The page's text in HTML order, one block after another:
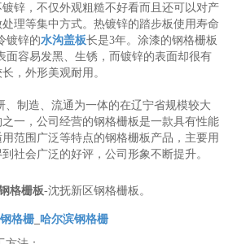
锌，不仅外观粗糙不好看而且还可以对产
理等集中方式。热镀锌的踏步板使用寿命
镀锌的水沟盖板长是3年。涂漆的钢格栅板
面容易发黑、生锈，而镀锌的表面却很有
，外形美观耐用。
、制造、流通为一体的在辽宁省规模较大
一，公司经营的钢格栅板是一款具有性能
范围广泛等特点的钢格栅板产品，主要用
社会广泛的好评，公司形象不断提升。
格栅板-沈抚新区钢格栅板。
格栅_ 哈尔滨钢格栅